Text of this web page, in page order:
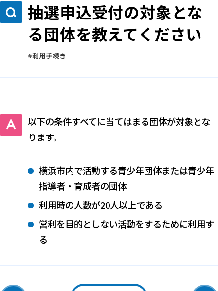
抽選申込受付の対象とな
る団体を教えてください
利用手続き
以下の条件すべてに当てはまる団体が対象とな
ります。
横浜市内で活動する青少年団体または青少年
指導者・育成者の団体
利用時の人数が20人以上である
営利を目的としない活動をするために利用す
る